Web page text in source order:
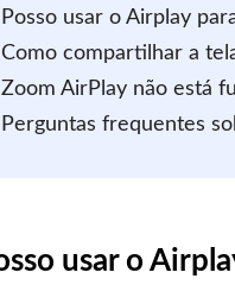
usar o Airplay
compartilhar a
AirPlay não está
frequentes
usar o